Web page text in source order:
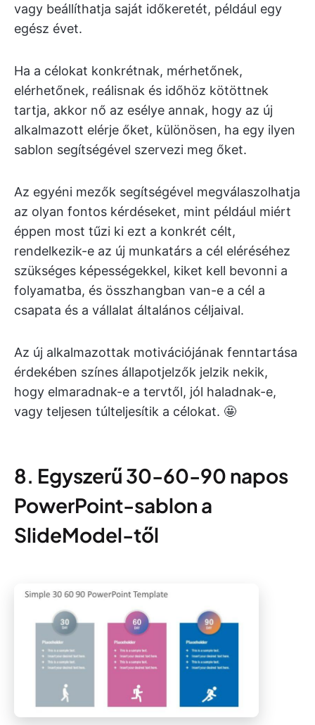
vagy beállíthatja saját időkeretét, például egy
egész évet.
Ha a célokat konkrétnak, mérhetőnek,
elérhetőnek, reálisnak és időhöz kötöttnek
tartja, akkor nő az esélye annak, hogy az új
alkalmazott elérje őket, különösen, ha egy ilyen
sablon segítségével szervezi meg őket.
Az egyéni mezők segítségével megválaszolhatja
az olyan fontos kérdéseket, mint például miért
éppen most tűzi ki ezt a konkrét célt,
rendelkezik-e az új munkatárs a cél eléréséhez
szükséges képességekkel, kiket kell bevonni a
folyamatba, és összhangban van-e a cél a
csapata és a vállalat általános céljaival.
Az új alkalmazottak motivációjának fenntartása
érdekében színes állapotjelzők jelzik nekik,
hogy elmaradnak-e a tervtől, jól haladnak-e,
vagy teljesen túlteljesítik a célokat. 🤩
8. Egyszerű 30-60-90 napos
PowerPoint-sablon a
SlideModel-től